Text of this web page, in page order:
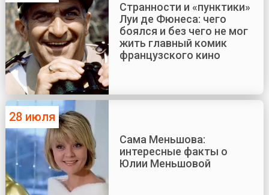
Странности и «пунктики»
Луи де Фюнеса: чего
боялся и без чего не мог
жить главный комик
французского кино
28 июля
Сама Меньшова:
интересные факты о
Юлии Меньшовой